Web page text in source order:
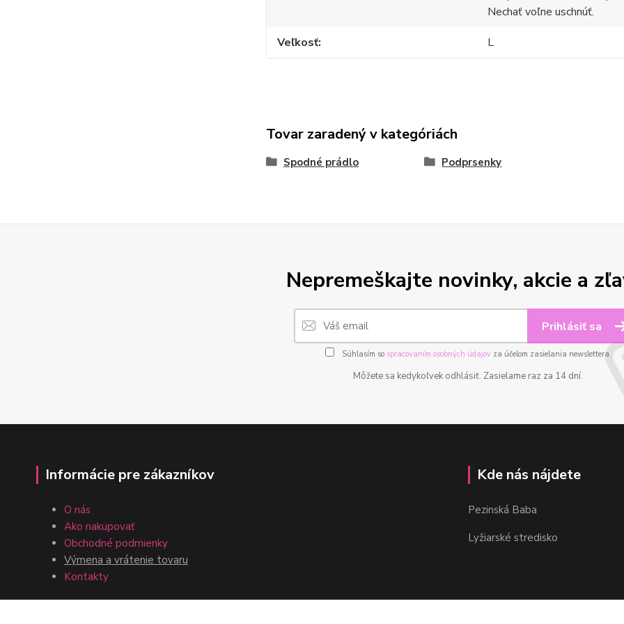
Nechať voľne uschnúť.
Veľkosť
L
Tovar zaradený v kategóriách
Spodné prádlo Podprsenky
Nepremeškajte novinky, akcie a
Prihlásiť sa
Súhlasím so spracovaním osobných údajovza účelom zasielania newslettera.
Môžete sa kedykoľvek odhlásiť. Zasielame raz za 14 dní.
Informácie pre zákazníkov
O nás
Ako nakupovať
Obchodné podmienky
Výmena a vrátenie tovaru
Kontakty
Kde nás nájdete
Pezinská Baba
Lyžiarské stredisko